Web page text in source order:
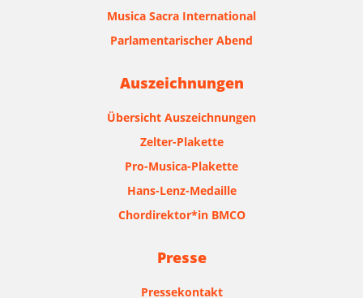
Musica Sacra International
Parlamentarischer Abend
Auszeichnungen
Übersicht Auszeichnungen
Zelter-Plakette
Pro-Musica-Plakette
Hans-Lenz-Medaille
Chordirektor*in BMCO
Presse
Pressekontakt